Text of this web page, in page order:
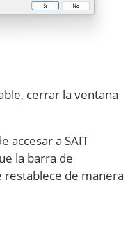
cerrar la ventana
accesar a SAIT
la barra de
de manera